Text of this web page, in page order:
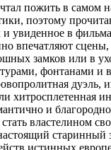
пожить в самом
поэтому
увиденное в
впечатляют
замков или в
фонтанами и
дуэль,
хитросплетенная
и
властелином
старинный
истинных